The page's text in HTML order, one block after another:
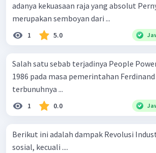
adanya kekuasaan raja yang absolut
merupakan semboyan dari ...
1 5.0
Salah satu sebab terjadinya People
1986 pada masa pemerintahan
terbunuhnya ...
1 0.0
Berikut ini adalah dampak Revolusi
sosial, kecuali ....